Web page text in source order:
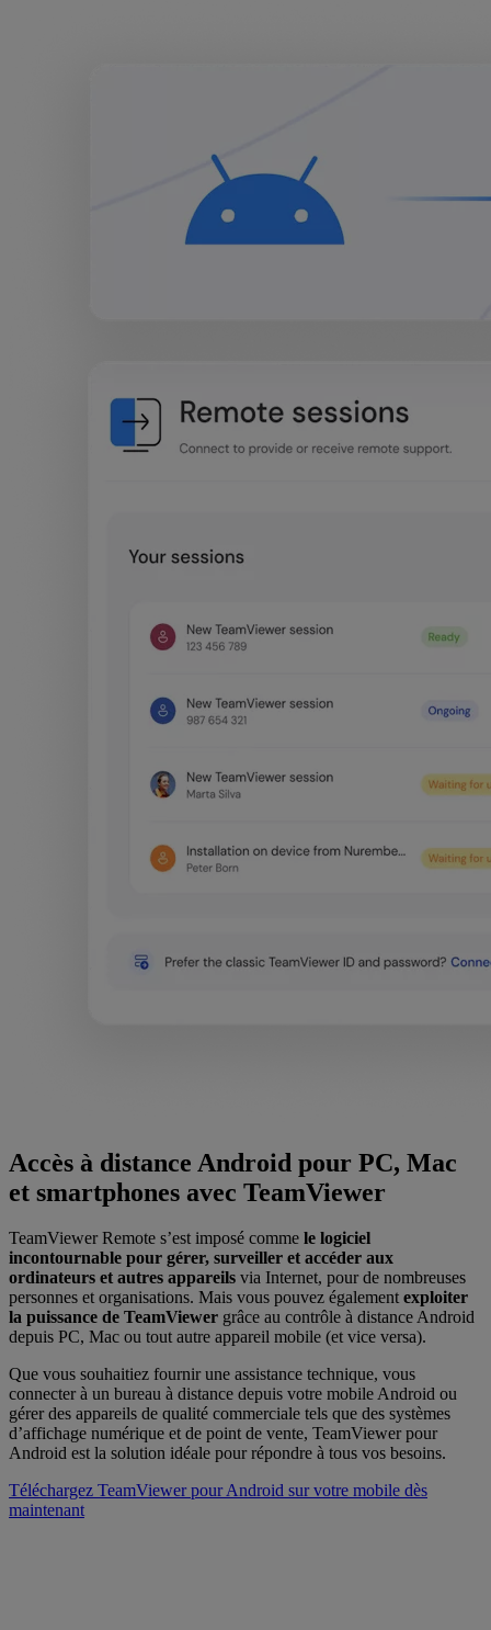
Accès à distance Android pour PC, Mac
et smartphones avec TeamViewer
TeamViewer Remote s’est imposé comme le logiciel
incontournable pour gérer, surveiller et accéder aux
ordinateurs et autres appareils via Internet, pour de nombreuses
personnes et organisations. Mais vous pouvez égalementexploiter
la puissance de TeamViewer grâce au contrôle à distance Android
depuis PC, Mac ou tout autre appareil mobile (et vice versa).
Que vous souhaitiez fournir une assistance technique, vous
connecter à un bureau à distance depuis votre mobile Android ou
gérer des appareils de qualité commerciale tels que des systèmes
d’affichage numérique et de point de vente, TeamViewer pour
Android est la solution idéale pour répondre à tous vos besoins.
Téléchargez TeamViewer pour Android sur votre mobile dès
maintenant